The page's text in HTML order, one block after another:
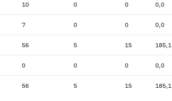
10 0 0 0,0
7 0 0 0,0
56 5 15 185,1
0 0 0 0,0
56 5 15 185,1